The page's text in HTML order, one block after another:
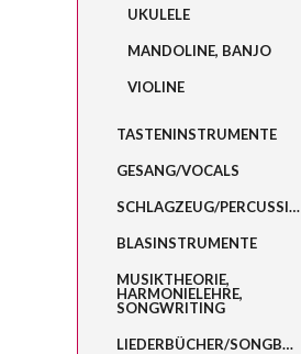
UKULELE
MANDOLINE, BANJO
VIOLINE
TASTENINSTRUMENTE
GESANG/VOCALS
SCHLAGZEUG/PERCUSSION
BLASINSTRUMENTE
MUSIKTHEORIE,
HARMONIELEHRE,
SONGWRITING
LIEDERBÜCHER/SONGBOOKS